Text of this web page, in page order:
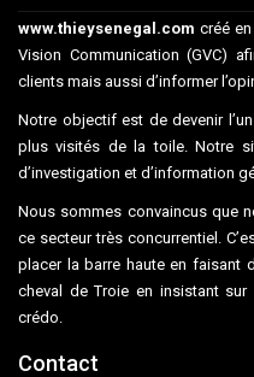
www.thieysenegal.com créé
Vision Communication (GVC)
clients mais aussi d’informer
Notre objectif est de devenir
plus visités de la toile. Notre
d’investigation et d’information
Nous sommes convaincus que
ce secteur très concurrentiel.
placer la barre haute en faisant
cheval de Troie en insistant
crédo.
Contact